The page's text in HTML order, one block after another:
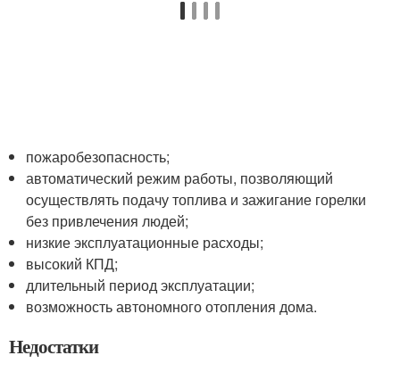
пожаробезопасность;
автоматический режим работы, позволяющий
осуществлять подачу топлива и зажигание горелки
без привлечения людей;
низкие эксплуатационные расходы;
высокий КПД;
длительный период эксплуатации;
возможность автономного отопления дома.
Недостатки